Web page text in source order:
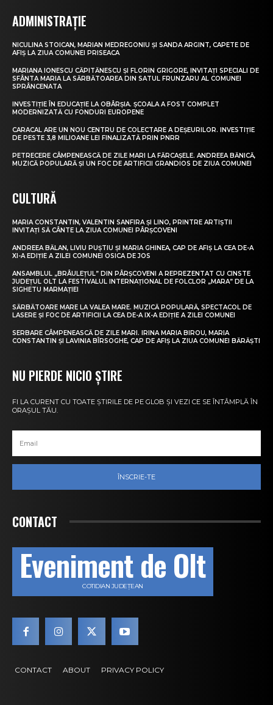
ADMINISTRAȚIE
NICULINA STOICAN, MARIAN MEDREGONIU ȘI SANDA ARGINT, CAPETE DE
AFIȘ LA ZIUA COMUNEI PRISEACA
MARIANA IONESCU CĂPITĂNESCU ȘI FLORIN GRIGORE, INVITAȚI SPECIALI DE
SFÂNTA MARIA LA SĂRBĂTOAREA DIN SATUL FRUNZARU AL COMUNEI
SPRÂNCENATA
INVESTIȚIE ÎN EDUCAȚIE LA OBÂRȘIA. ȘCOALA A FOST COMPLET
MODERNIZATĂ CU FONDURI EUROPENE
CARACAL ARE UN NOU CENTRU DE COLECTARE A DEȘEURILOR. INVESTIȚIE
DE PESTE 3,8 MILIOANE LEI FINALIZATĂ PRIN PNRR
PETRECERE CÂMPENEASCĂ DE ZILE MARI LA FĂRCAȘELE. ANDREEA BĂNICĂ,
MUZICĂ POPULARĂ ȘI UN FOC DE ARTIFICII GRANDIOS DE ZIUA COMUNEI
CULTURĂ
MARIA CONSTANTIN, VALENTIN SANFIRA ȘI LINO, PRINTRE ARTIȘTII
INVITAȚI SĂ CÂNTE LA ZIUA COMUNEI PÂRȘCOVENI
ANDREEA BĂLAN, LIVIU PUȘTIU ȘI MARIA GHINEA, CAP DE AFIȘ LA CEA DE-A
XI-A EDIȚIE A ZILEI COMUNEI OSICA DE JOS
ANSAMBLUL „BRÂULEȚUL” DIN PÂRȘCOVENI A REPREZENTAT CU CINSTE
JUDEȚUL OLT LA FESTIVALUL INTERNAȚIONAL DE FOLCLOR „MARA” DE LA
SIGHETU MARMAȚIEI
SĂRBĂTOARE MARE LA VALEA MARE. MUZICĂ POPULARĂ, SPECTACOL DE
LASERE ȘI FOC DE ARTIFICII LA CEA DE-A IX-A EDIȚIE A ZILEI COMUNEI
SERBARE CÂMPENEASCĂ DE ZILE MARI. IRINA MARIA BIROU, MARIA
CONSTANTIN ȘI LAVINIA BÎRSOGHE, CAP DE AFIȘ LA ZIUA COMUNEI BĂRĂȘTI
NU PIERDE NICIO ȘTIRE
FI LA CURENT CU TOATE ȘTIRILE DE PE GLOB ȘI VEZI CE SE ÎNTÂMPLĂ ÎN
ORAȘUL TĂU.
ÎNSCRIE-TE
CONTACT
Eveniment de Olt
COTIDIAN JUDEȚEAN
CONTACT ABOUT PRIVACY POLICY